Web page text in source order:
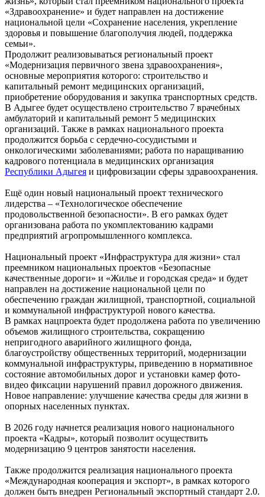
«Здравоохранение» и будет направлен на достижение
национальной цели «Сохранение населения, укрепление
здоровья и повышение благополучия людей, поддержка
семьи».
Продолжит реализовываться региональный проект
«Модернизация первичного звена здравоохранения»,
основные мероприятия которого: строительство и
капитальный ремонт медицинских организаций,
приобретение оборудования и закупка транспортных средств.
В Адыгее будет осуществлено строительство 7 врачебных
амбулаторий и капитальный ремонт 5 медицинских
организаций. Также в рамках национального проекта
продолжится борьба с сердечно-сосудистыми и
онкологическими заболеваниями; работа по наращиванию
кадрового потенциала в медицинских организация
Республики Адыгея и цифровизации сферы здравоохранения.
Ещё один новый национальный проект технического
лидерства – «Технологическое обеспечение
продовольственной безопасности». В его рамках будет
организована работа по укомплектованию кадрами
предприятий агропромышленного комплекса.
Национальный проект «Инфраструктура для жизни» стал
преемником национальных проектов «Безопасные
качественные дороги» и «Жилье и городская среда» и будет
направлен на достижение национальной цели по
обеспечению граждан жилищной, транспортной, социальной
и коммунальной инфраструктурой нового качества.
В рамках нацпроекта будет продолжена работа по увеличению
объемов жилищного строительства, сокращению
непригодного аварийного жилищного фонда,
благоустройству общественных территорий, модернизации
коммунальной инфраструктуры, приведению в нормативное
состояние автомобильных дорог и установки камер фото-
видео фиксации нарушений правил дорожного движения.
Новое направление: улучшение качества среды для жизни в
опорных населенных пунктах.
В 2026 году начнется реализация нового национального
проекта «Кадры», который позволит осуществить
модернизацию 9 центров занятости населения.
Также продолжится реализация национального проекта
«Международная кооперация и экспорт», в рамках которого
должен быть внедрен Региональный экспортный стандарт 2.0.